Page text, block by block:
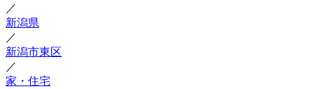
／
新潟県
／
新潟市東区
／
家・住宅